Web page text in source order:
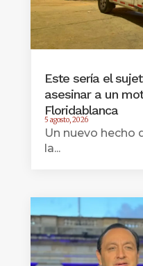
Este sería el
asesinar a un
Floridablanca
5 agosto, 2026
Un nuevo hecho
la...